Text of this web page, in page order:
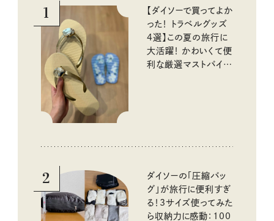
1
【ダイソーで買ってよか
った！ トラベルグッズ
4選】この夏の旅行に
大活躍！ かわいくて便
利な厳選マストバイア
2
ダイソーの「圧縮バッ
グ」が旅行に便利すぎ
る！3サイズ使ってみた
ら収納力に感動：100